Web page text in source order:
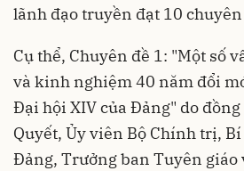
lãnh đạo truyền đạt 10 chuyên
Cụ thể, Chuyên đề 1: "Một số
và kinh nghiệm 40 năm đổi
Đại hội XIV của Đảng" do
Quyết, Ủy viên Bộ Chính trị,
Đảng, Trưởng ban Tuyên giáo